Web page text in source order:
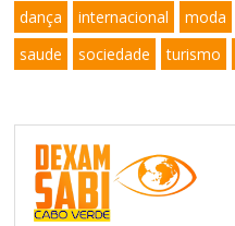
dança
internacional moda
saude
sociedade turismo